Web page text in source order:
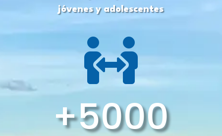
jóvenes y adolescentes

+5000